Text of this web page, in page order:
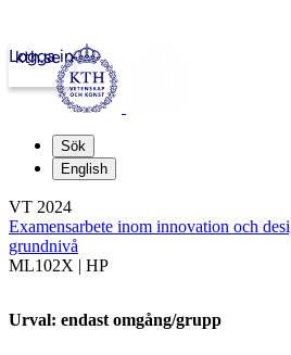
kth.se
Logga in
Sök
English
VT 2024
Examensarbete inom innovation och
grundnivå
ML102X | HP
Urval: endast omgång/grupp